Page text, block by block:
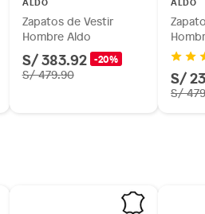
Zapatos de Vestir
Hombre Aldo
S/ 383.92 -20%
S/ 479.90 S/
S/